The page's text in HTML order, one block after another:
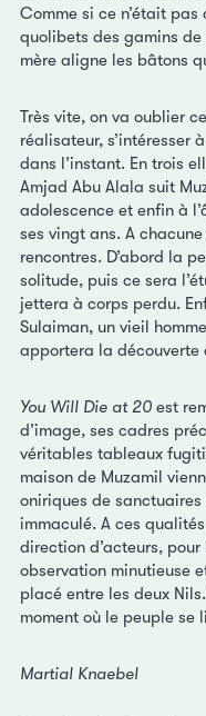
Comme si ce n’était
quolibets des gamins de
mère aligne les bâtons
Très vite, on va oublier
réalisateur, s’intéresser
dans l’instant. En trois
Amjad Abu Alala suit
adolescence et enfin à
ses vingt ans. A
rencontres. D’abord la
solitude, puis ce sera
jettera à corps perdu.
Sulaiman, un vieil
apportera la
You Will Die at 20 est
d’image, ses cadres
véritables tableaux
maison de Muzamil
oniriques de
immaculé. A ces
direction d’acteurs,
observation minutieuse
placé entre les deux
moment où le peuple se
Martial Knaebel